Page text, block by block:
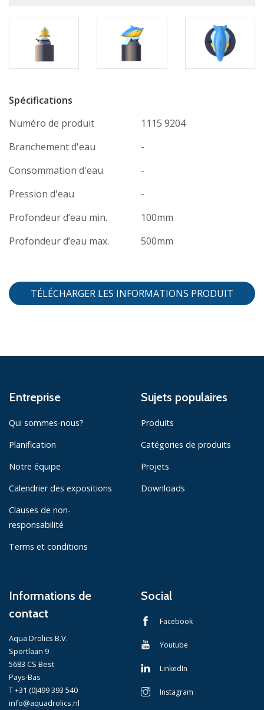
Spécifications
Numéro de produit
1115 9204
Branchement d'eau
-
Consommation d'eau
-
Pression d'eau
-
Profondeur d’eau min.
100mm
Profondeur d’eau max.
500mm
TÉLÉCHARGER LES INFORMATIONS PRODUIT
Entreprise
Qui sommes-nous?
Planification
Notre équipe
Calendrier des expositions
Clauses de non-
responsabilité
Terms et conditions
Sujets populaires
Produits
Catégories de produits
Projets
Downloads
Informations de
contact
Aqua Drolics B.V.
Sportlaan 9
5683 CS Best
Pays-Bas
T +31 (0)499 393 540
info@aquadrolics.nl
Social
Facebook
Youtube
LinkedIn
Instagram